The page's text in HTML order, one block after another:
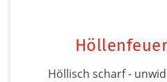
Höllisch scharf -